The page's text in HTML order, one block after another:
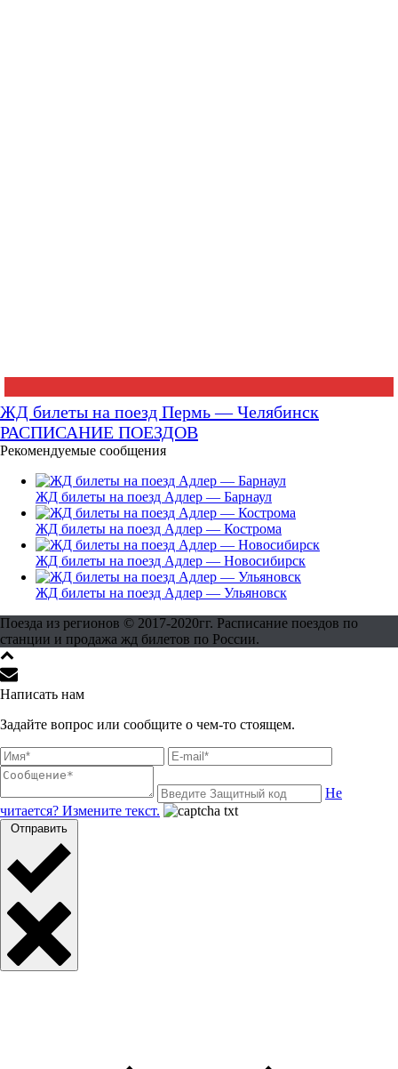
ЖД билеты на поезд Пермь — Челябинск
РАСПИСАНИЕ ПОЕЗДОВ
Рекомендуемые сообщения
ЖД билеты на поезд Адлер — Барнаул
ЖД билеты на поезд Адлер — Кострома
ЖД билеты на поезд Адлер — Новосибирск
ЖД билеты на поезд Адлер — Ульяновск
Поезда из регионов © 2017-2020гг. Расписание поездов по
станции и продажа жд билетов по России.
Написать нам
Задайте вопрос или сообщите о чем-то стоящем.
Не
читается? Измените текст.
Отправить